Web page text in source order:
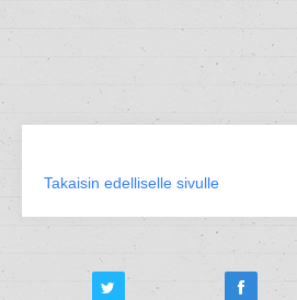
Takaisin edelliselle sivulle